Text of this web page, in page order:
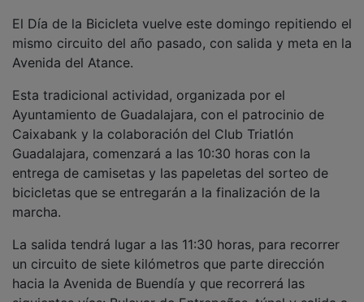
El Día de la Bicicleta vuelve este domingo repitiendo el
mismo circuito del año pasado, con salida y meta en la
Avenida del Atance.
Esta tradicional actividad, organizada por el
Ayuntamiento de Guadalajara, con el patrocinio de
Caixabank y la colaboración del Club Triatlón
Guadalajara, comenzará a las 10:30 horas con la
entrega de camisetas y las papeletas del sorteo de
bicicletas que se entregarán a la finalización de la
marcha.
La salida tendrá lugar a las 11:30 horas, para recorrer
un circuito de siete kilómetros que parte dirección
hacia la Avenida de Buendía y que recorrerá las